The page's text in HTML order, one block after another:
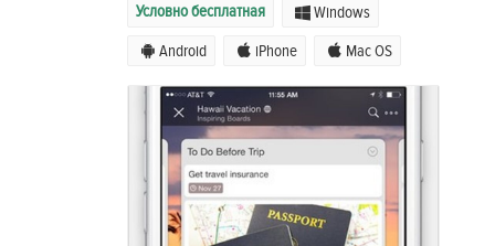
Условно бесплатная Windows
Android iPhone Mac OS